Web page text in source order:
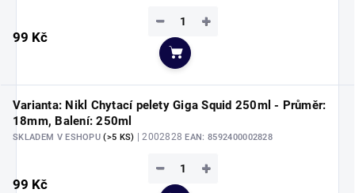
99 Kč
+
−
Do košíku
Varianta: Nikl Chytací pelety Giga Squid 250ml - Průměr:
18mm, Balení: 250ml
SKLADEM V ESHOPU(>5 KS) | 2002828EAN: 8592400002828
99 Kč
+
−